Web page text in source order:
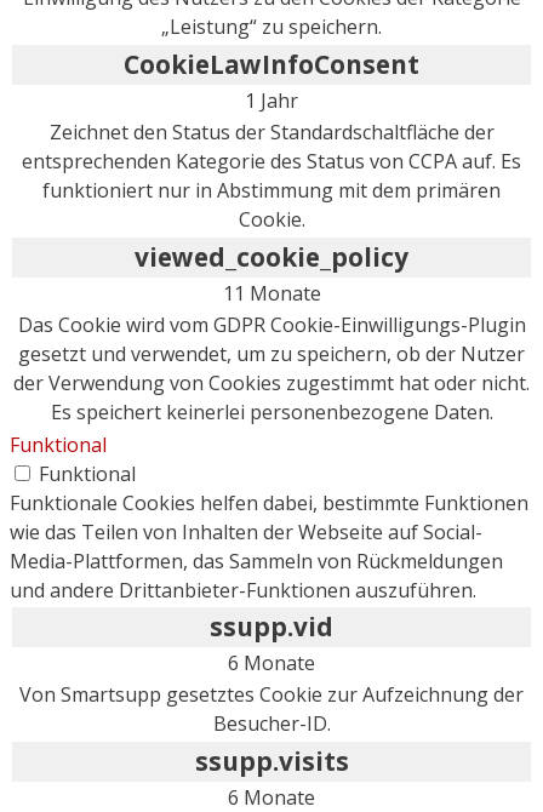
„Leistung“ zu speichern.
CookieLawInfoConsent
1 Jahr
Zeichnet den Status der Standardschaltfläche der
entsprechenden Kategorie des Status von CCPA auf. Es
funktioniert nur in Abstimmung mit dem primären
Cookie.
viewed_cookie_policy
11 Monate
Das Cookie wird vom GDPR Cookie-Einwilligungs-Plugin
gesetzt und verwendet, um zu speichern, ob der Nutzer
der Verwendung von Cookies zugestimmt hat oder nicht.
Es speichert keinerlei personenbezogene Daten.
Funktional
Funktional
Funktionale Cookies helfen dabei, bestimmte Funktionen
wie das Teilen von Inhalten der Webseite auf Social-
Media-Plattformen, das Sammeln von Rückmeldungen
und andere Drittanbieter-Funktionen auszuführen.
ssupp.vid
6 Monate
Von Smartsupp gesetztes Cookie zur Aufzeichnung der
Besucher-ID.
ssupp.visits
6 Monate